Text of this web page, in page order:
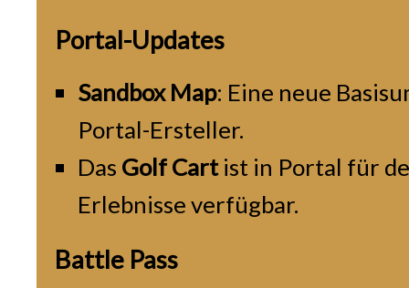
Portal-Updates
Sandbox Map: Eine neue
Portal-Ersteller.
Das Golf Cartist in Portal für
Erlebnisse verfügbar.
Battle Pass